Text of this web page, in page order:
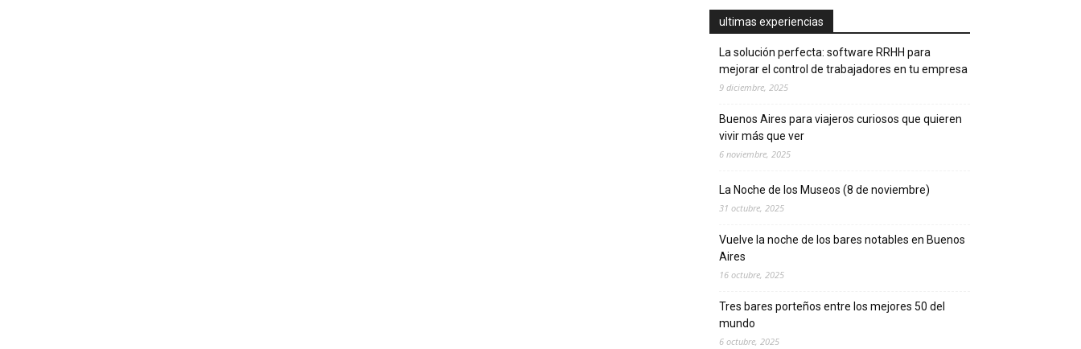
ultimas experiencias
La solución perfecta: software RRHH para
mejorar el control de trabajadores en tu empresa
9 diciembre, 2025
Buenos Aires para viajeros curiosos que quieren
vivir más que ver
6 noviembre, 2025
La Noche de los Museos (8 de noviembre)
31 octubre, 2025
Vuelve la noche de los bares notables en Buenos
Aires
16 octubre, 2025
Tres bares porteños entre los mejores 50 del
mundo
6 octubre, 2025